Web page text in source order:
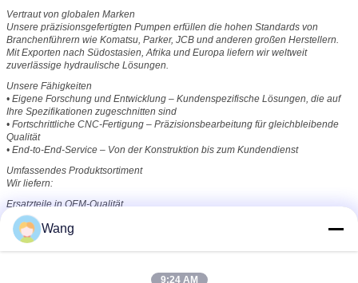
Vertraut von globalen Marken
Unsere präzisionsgefertigten Pumpen erfüllen die hohen Standards von
Branchenführern wie Komatsu, Parker, JCB und anderen großen Herstellern.
Mit Exporten nach Südostasien, Afrika und Europa liefern wir weltweit
zuverlässige hydraulische Lösungen.
Unsere Fähigkeiten
• Eigene Forschung und Entwicklung – Kundenspezifische Lösungen, die auf
Ihre Spezifikationen zugeschnitten sind
• Fortschrittliche CNC-Fertigung – Präzisionsbearbeitung für gleichbleibende
Qualität
• End-to-End-Service – Von der Konstruktion bis zum Kundendienst
Umfassendes Produktsortiment
Wir liefern:
Ersatzteile in OEM-Qualität
Generalüberholte Komponenten
für Bagger, Lader, Planierraupen, Muldenkipper, Grader und Krane
"Präzise gebaut. Leistung garantiert."
Wang
9:24 AM